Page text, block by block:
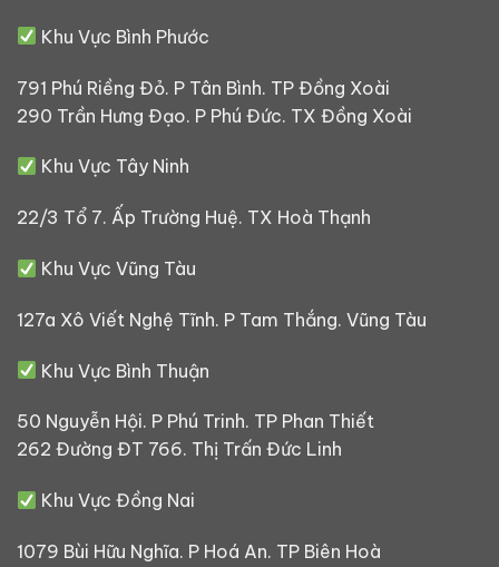
Khu Vực Bình Phước
791 Phú Riềng Đỏ. P Tân Bình. TP Đồng Xoài
290 Trần Hưng Đạo. P Phú Đức. TX Đồng Xoài
Khu Vực Tây Ninh
22/3 Tổ 7. Ấp Trường Huệ. TX Hoà Thạnh
Khu Vực Vũng Tàu
127a Xô Viết Nghệ Tĩnh. P Tam Thắng. Vũng Tàu
Khu Vực Bình Thuận
50 Nguyễn Hội. P Phú Trinh. TP Phan Thiết
262 Đường ĐT 766. Thị Trấn Đức Linh
Khu Vực Đồng Nai
1079 Bùi Hữu Nghĩa. P Hoá An. TP Biên Hoà